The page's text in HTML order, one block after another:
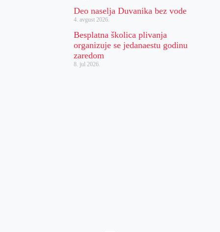
Deo naselja Duvanika bez vode
4. avgust 2026.
Besplatna školica plivanja
organizuje se jedanaestu godinu
zaredom
8. jul 2026.